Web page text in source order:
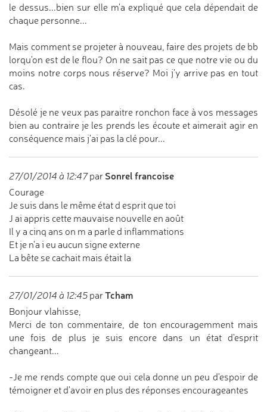
le dessus...bien sur elle m'a expliqué que cela dépendait de
chaque personne...
Mais comment se projeter à nouveau, faire des projets de bb
lorqu'on est de le flou? On ne sait pas ce que notre vie ou du
moins notre corps nous réserve? Moi j'y arrive pas en tout
cas.
Désolé je ne veux pas paraitre ronchon face à vos messages
bien au contraire je les prends les écoute et aimerait agir en
conséquence mais j'ai pas la clé pour...
27/01/2014 à 12:47par Sonrel francoise
Courage
Je suis dans le même état d esprit que toi
J ai appris cette mauvaise nouvelle en août
Il y a cinq ans on m a parle d inflammations
Et je n'a i eu aucun signe externe
La bête se cachait mais était la
27/01/2014 à 12:45 par Tcham
Bonjour vlahisse,
Merci de ton commentaire, de ton encouragemment mais
une fois de plus je suis encore dans un état d'esprit
changeant...
-Je me rends compte que oui cela donne un peu d'espoir de
témoigner et d'avoir en plus des réponses encourageantes